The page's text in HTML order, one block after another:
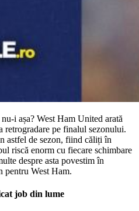
i așa? West Ham United arată
retrogradare pe finalul sezonului.
astfel de sezon, fiind căliți în
riscă enorm cu fiecare schimbare
despre asta povestim în
pentru West Ham.
job din lume